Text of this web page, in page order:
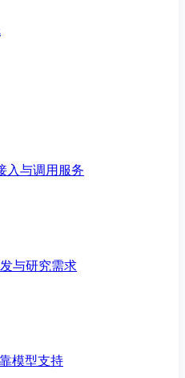
入与调用服务
与研究需求
模型支持